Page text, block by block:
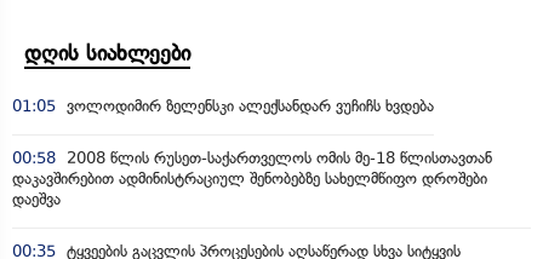
დღის სიახლეები
01:05 ვოლოდიმირ ზელენსკი ალექსანდარ ვუჩიჩს ხვდება
00:58
2008 წლის რუსეთ-საქართველოს ომის მე-18 წლისთავთან
დაკავშირებით ადმინისტრაციულ შენობებზე სახელმწიფო დროშები
დაეშვა
00:35 ტყვეების გაცვლის პროცესების აღსაწერად სხვა სიტყვის